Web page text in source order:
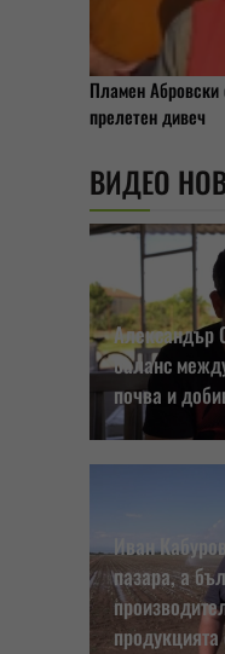
Пламен Абровски
прелетен дивеч
ВИДЕО
Александър
баланс
почва и
Иван
пазара, а
продукцията